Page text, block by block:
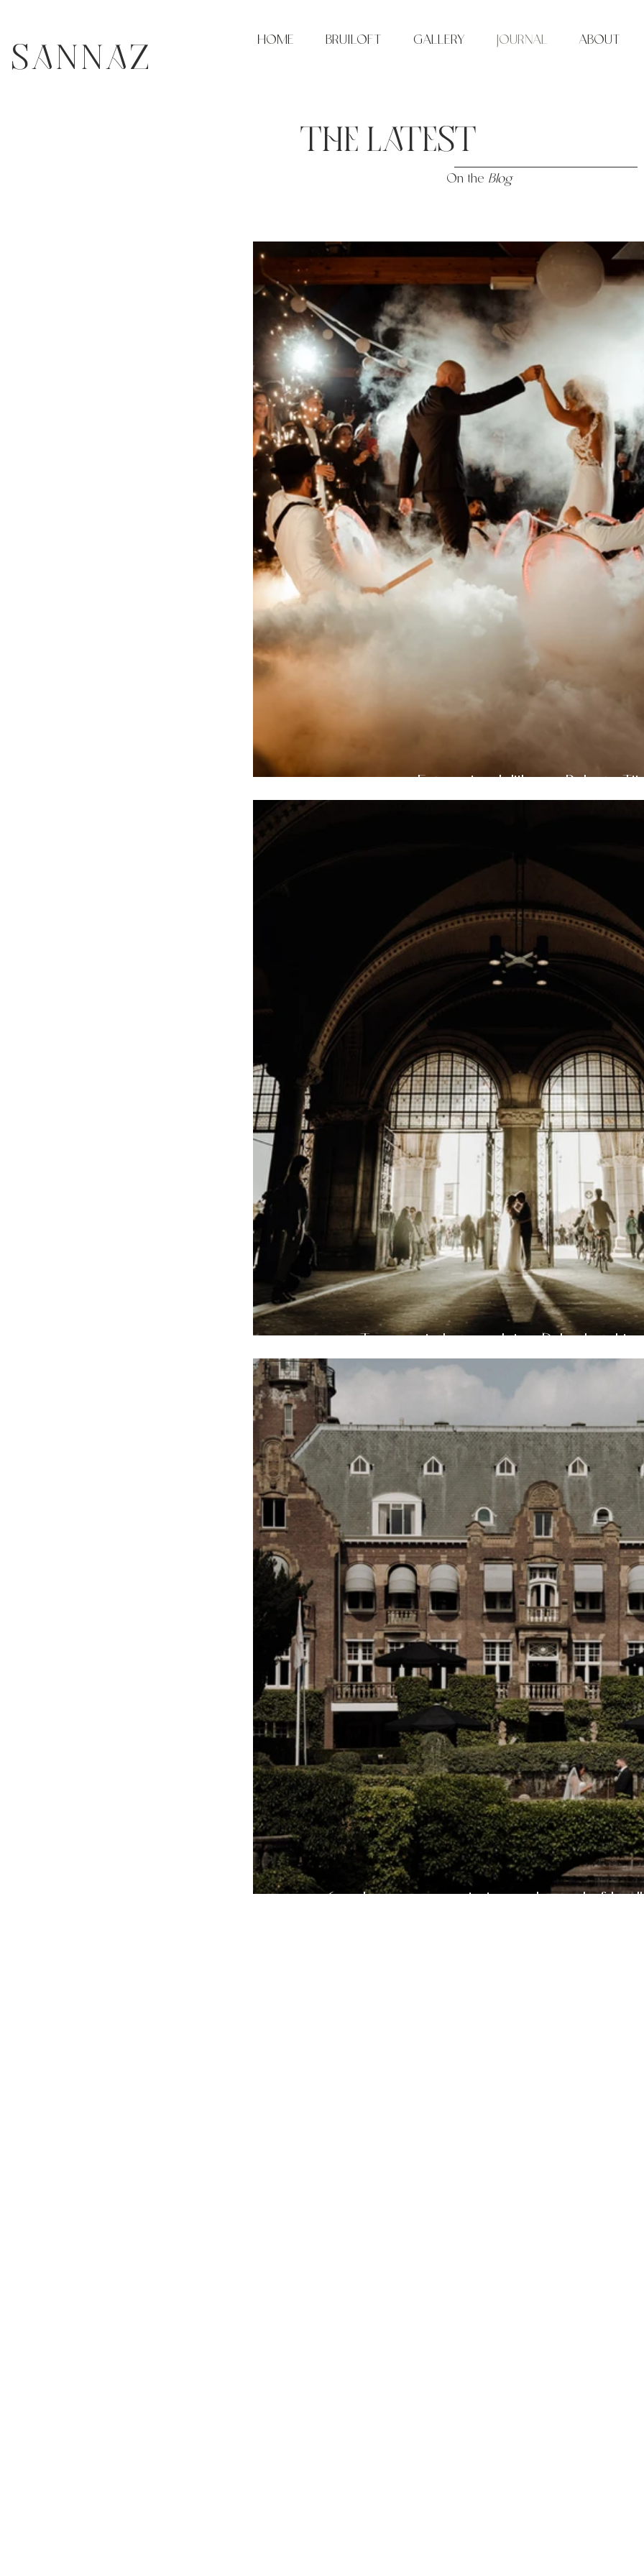
SANNAZ HOME BRUILOFT GALLERY JOURNAL ABOUT
Foto-vriendelijke en Relaxte
Trouwen in het prachtige Dylan hotel
6 redenen waarom je in een kasteel of
THE LATEST
On the Blog